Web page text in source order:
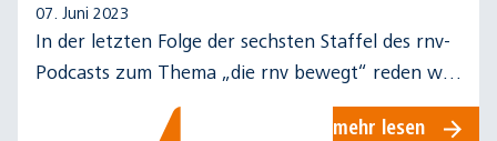
07. Juni 2023
In der letzten Folge der sechsten Staffel des rnv-
Podcasts zum Thema „die rnv bewegt“ reden wir
mit Busfahrer Ronald über seinen Abschied in den
mehr lesen